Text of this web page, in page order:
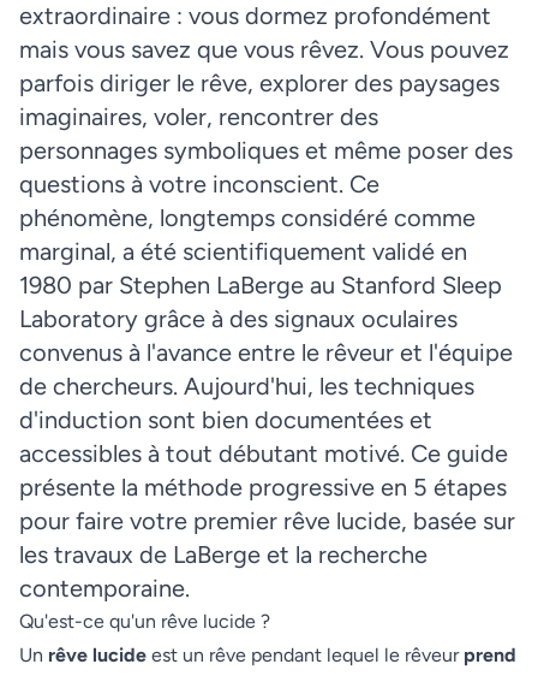
extraordinaire : vous dormez profondément
mais vous savez que vous rêvez. Vous pouvez
parfois diriger le rêve, explorer des paysages
imaginaires, voler, rencontrer des
personnages symboliques et même poser des
questions à votre inconscient. Ce
phénomène, longtemps considéré comme
marginal, a été scientifiquement validé en
1980 par Stephen LaBerge au Stanford Sleep
Laboratory grâce à des signaux oculaires
convenus à l'avance entre le rêveur et l'équipe
de chercheurs. Aujourd'hui, les techniques
d'induction sont bien documentées et
accessibles à tout débutant motivé. Ce guide
présente la méthode progressive en 5 étapes
pour faire votre premier rêve lucide, basée sur
les travaux de LaBerge et la recherche
contemporaine.
Qu'est-ce qu'un rêve lucide ?
Un rêve lucide est un rêve pendant lequel le rêveur prend